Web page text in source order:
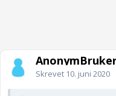
Skrevet 10. juni 2020